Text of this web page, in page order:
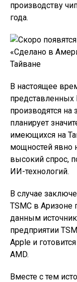
производству
года.
В настоящее
представленных
производятся на
планирует
имеющихся на
мощностей явно
высокий спрос,
ИИ-технологий.
В случае
TSMC в Аризоне
данным
предприятии
Apple и
AMD.
Вместе с тем